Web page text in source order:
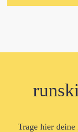
Trage hier